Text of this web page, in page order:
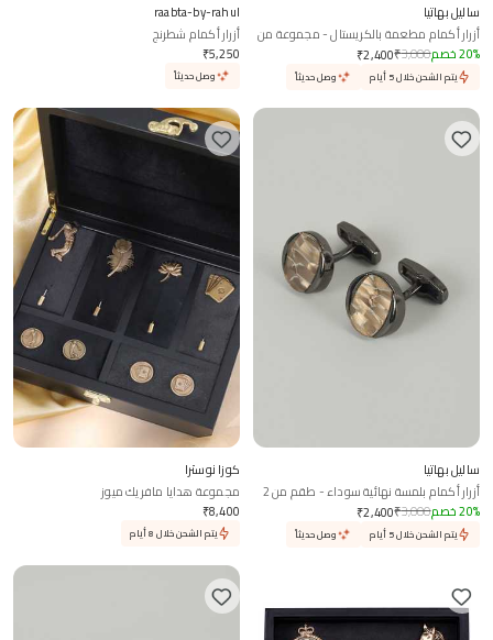
ساليل بهاتيا
أزرار أكمام مطعمة بالكريستال - مجموعة من
2
₹2,400₹3,000 20% خصم
يتم الشحن خلال 5 أيام وصل حديثاً
raabta-by-rahul
أزرار أكمام شطرنج
₹5,250
وصل حديثاً
ساليل بهاتيا
أزرار أكمام بلمسة نهائية سوداء - طقم من 2
₹2,400₹3,000 20% خصم
يتم الشحن خلال 5 أيام وصل حديثاً
كوزا نوسترا
مجموعة هدايا مافريك ميوز
₹8,400
يتم الشحن خلال 8 أيام